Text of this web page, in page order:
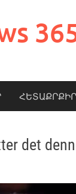
ՀԵՏԱՔՐՔԻՐ
det